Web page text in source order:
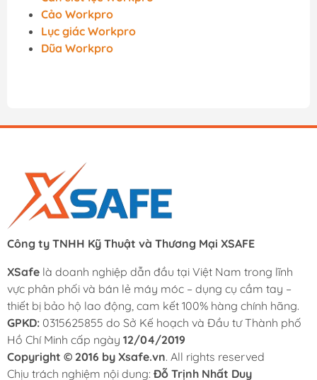
Cảo Workpro
Lục giác Workpro
Dũa Workpro
Công ty TNHH Kỹ Thuật và Thương Mại XSAFE
XSafe là doanh nghiệp dẫn đầu tại Việt Nam trong lĩnh
vực phân phối và bán lẻ máy móc – dụng cụ cầm tay –
thiết bị bảo hộ lao động, cam kết 100% hàng chính hãng.
GPKD: 0315625855 do Sở Kế hoạch và Đầu tư Thành phố
Hồ Chí Minh cấp ngày 12/04/2019
Copyright © 2016 by Xsafe.vn. All rights reserved
Chịu trách nghiệm nội dung: Đỗ Trịnh Nhất Duy